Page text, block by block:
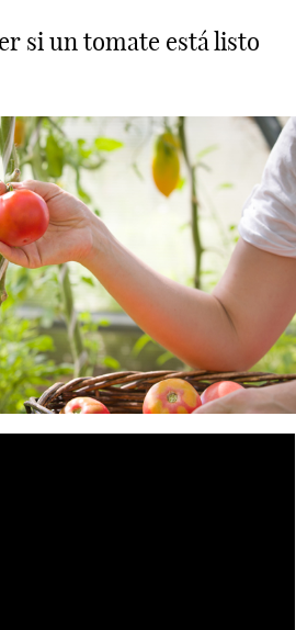
si un tomate está listo